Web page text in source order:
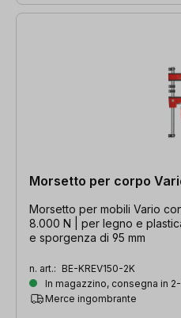
Morsetto per corpo
Morsetto per mobili Vario
8.000 N | per legno e
e sporgenza di 95 mm
n. art.: BE-KREV150-2K
In magazzino, consegna in
Merce ingombrante